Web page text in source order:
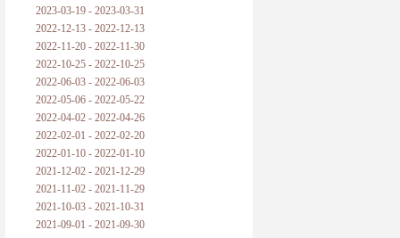
2023-03-19 - 2023-03-31
2022-12-13 - 2022-12-13
2022-11-20 - 2022-11-30
2022-10-25 - 2022-10-25
2022-06-03 - 2022-06-03
2022-05-06 - 2022-05-22
2022-04-02 - 2022-04-26
2022-02-01 - 2022-02-20
2022-01-10 - 2022-01-10
2021-12-02 - 2021-12-29
2021-11-02 - 2021-11-29
2021-10-03 - 2021-10-31
2021-09-01 - 2021-09-30